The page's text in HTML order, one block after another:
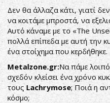
Δεν θα άλλαζα κάτι, γιατί
να κοιτάμε μπροστά, να
Αυτό κάναμε με το «The
πολλά επίπεδα με αυτή την
ένα στοίχημα που κερδήθηκε.
Metalzone.gr:Να πάμε
σχεδόν κλείσει ένα χρόνο
τους Lachrymose; Ποιά η
κόσμο;